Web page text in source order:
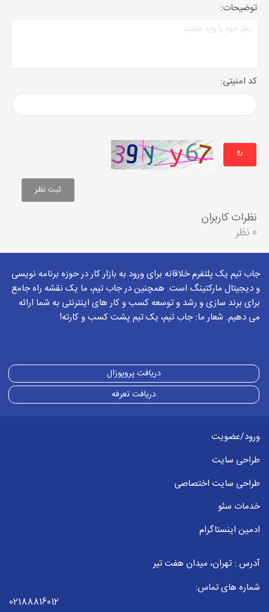
توضیحات:
کد امنیتی:
↻
نظرات کاربران
0 نظر
جاب تیم یک پلتفرم خلاقانه برای ورود به بازار کار در حوزه برنامه نویسی
و دیجیتال مارکتینگ است. همچنین در جاب تیم، ما یک نقشه راه جامع
برای برند سازی و رشد و توسعه کسب و کار های اینترنتی به شما ارائه
می دهیم. شعار ما: جاب تیم، یک تیم پشت کسب و کارته!
دریافت پروپوزال
دریافت تعرفه
ورود/عضویت
طراحی سایت
طراحی سایت اختصاصی
خدمات سئو
ادمین اینستاگرام
آدرس : تهران، میدان هفت تیر
شماره های تماس:
02188816012